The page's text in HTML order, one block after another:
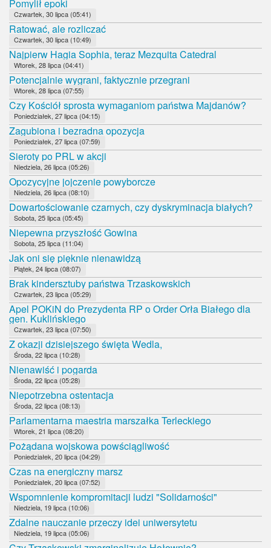
Pomylił epoki
Czwartek, 30 lipca (05:41)
Ratować, ale rozliczać
Czwartek, 30 lipca (10:49)
Najpierw Hagia Sophia, teraz Mezquita Catedral
Wtorek, 28 lipca (04:41)
Potencjalnie wygrani, faktycznie przegrani
Wtorek, 28 lipca (07:55)
Czy Kościół sprosta wymaganiom państwa Majdanów?
Poniedziałek, 27 lipca (04:15)
Zagubiona i bezradna opozycja
Poniedziałek, 27 lipca (07:59)
Sieroty po PRL w akcji
Niedziela, 26 lipca (05:26)
Opozycyjne jojczenie powyborcze
Niedziela, 26 lipca (08:10)
Dowartościowanie czarnych, czy dyskryminacja białych?
Sobota, 25 lipca (05:45)
Niepewna przyszłość Gowina
Sobota, 25 lipca (11:04)
Jak oni się pięknie nienawidzą
Piątek, 24 lipca (08:07)
Brak kindersztuby państwa Trzaskowskich
Czwartek, 23 lipca (05:29)
Apel POKiN do Prezydenta RP o Order Orła Białego dla
gen. Kuklińskiego
Czwartek, 23 lipca (07:50)
Z okazji dzisiejszego święta Wedla,
Środa, 22 lipca (10:28)
Nienawiść i pogarda
Środa, 22 lipca (05:28)
Niepotrzebna ostentacja
Środa, 22 lipca (08:13)
Parlamentarna maestria marszałka Terleckiego
Wtorek, 21 lipca (08:20)
Pożądana wojskowa powściągliwość
Poniedziałek, 20 lipca (04:29)
Czas na energiczny marsz
Poniedziałek, 20 lipca (07:52)
Wspomnienie kompromitacji ludzi "Solidarności"
Niedziela, 19 lipca (10:06)
Zdalne nauczanie przeczy idei uniwersytetu
Niedziela, 19 lipca (05:06)